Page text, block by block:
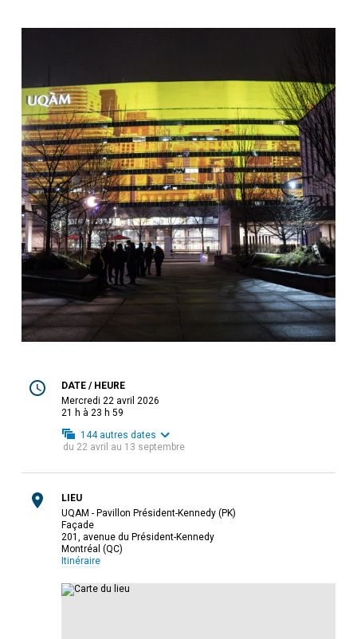
DATE / HEURE
mercredi 22 avril 2026
21 h à 23 h 59
144 autres dates
du 22 avril au 13 septembre
LIEU
UQAM - Pavillon Président-Kennedy (PK)
Façade
201, avenue du Président-Kennedy
Montréal (QC)
Itinéraire